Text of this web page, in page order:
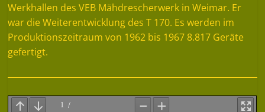
Werkhallen des VEB Mähdrescherwerk in Weimar. Er
war die Weiterentwicklung des T 170. Es werden im
Produktionszeitraum von 1962 bis 1967 8.817 Geräte
gefertigt.